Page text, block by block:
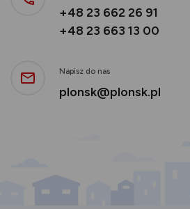
+48 23 662 26 91
+48 23 663 13 00
Napisz do nas
plonsk@plonsk.pl